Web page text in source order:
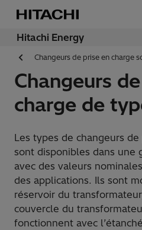
Hitachi Energy
Changeurs de prise en charge
Changeurs
charge de
Les types de changeurs de
sont disponibles dans une
avec des valeurs
des applications. Ils sont
réservoir du
couvercle du
fonctionnent avec